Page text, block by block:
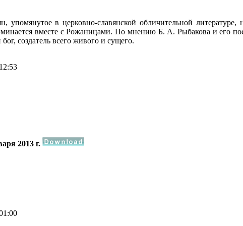
упомянутое в церковно-славянской обличительной литературе,
вместе с Рожаницами. По мнению Б. А. Рыбакова и его
создатель всего живого и сущего.
2013 г.